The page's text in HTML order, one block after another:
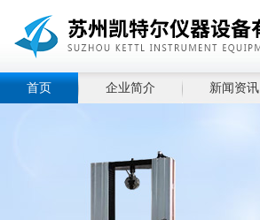
首页 企业简介 新闻资讯